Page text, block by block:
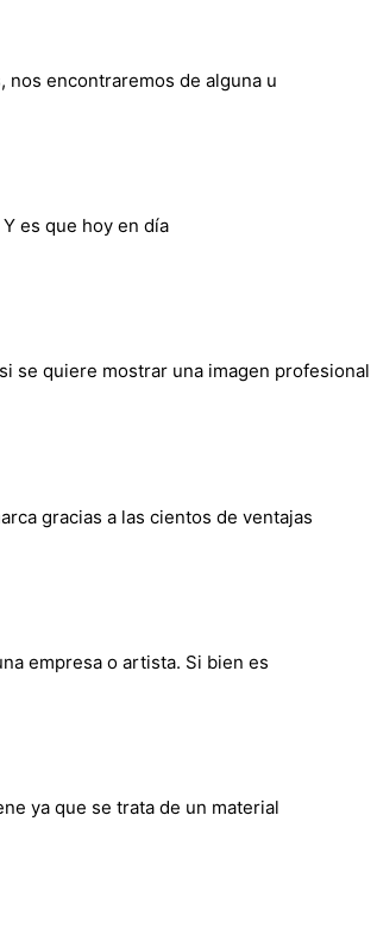
nos encontraremos de alguna u
es que hoy en día
se quiere mostrar una imagen profesional
gracias a las cientos de ventajas
empresa o artista. Si bien es
ya que se trata de un material